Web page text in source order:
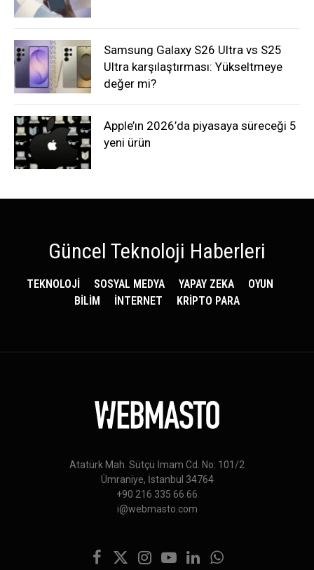
Samsung Galaxy S26 Ultra vs S25
Ultra karşılaştırması: Yükseltmeye
değer mi?
Apple’ın 2026’da piyasaya süreceği 5
yeni ürün
Güncel Teknoloji Haberleri
TEKNOLOJİ SOSYAL MEDYA YAPAY ZEKA
OYUN
BİLİM
İNTERNET KRİPTO PARA
Atatürk Mah. Sütçü İmam Cd. No: 101/2
Ümraniye, İstanbul 34764
+90 216 335 66 66
i@webmasto.com
Facebook
X
Instagram
YouTubeLinkedInWhatsApp